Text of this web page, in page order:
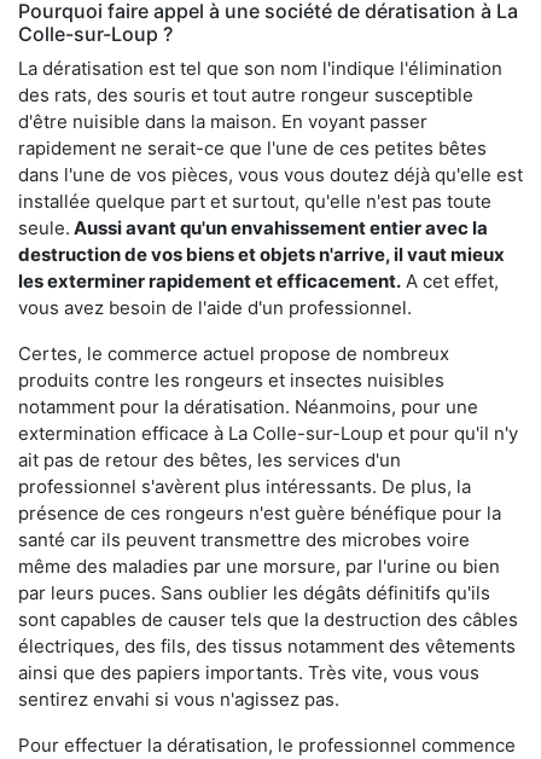
Pourquoi faire appel à une société de dératisation à La
Colle-sur-Loup ?
La dératisation est tel que son nom l'indique l'élimination
des rats, des souris et tout autre rongeur susceptible
d'être nuisible dans la maison. En voyant passer
rapidement ne serait-ce que l'une de ces petites bêtes
dans l'une de vos pièces, vous vous doutez déjà qu'elle est
installée quelque part et surtout, qu'elle n'est pas toute
seule. Aussi avant qu'un envahissement entier avec la
destruction de vos biens et objets n'arrive, il vaut mieux
les exterminer rapidement et efficacement. A cet effet,
vous avez besoin de l'aide d'un professionnel.
Certes, le commerce actuel propose de nombreux
produits contre les rongeurs et insectes nuisibles
notamment pour la dératisation. Néanmoins, pour une
extermination efficace à La Colle-sur-Loup et pour qu'il n'y
ait pas de retour des bêtes, les services d'un
professionnel s'avèrent plus intéressants. De plus, la
présence de ces rongeurs n'est guère bénéfique pour la
santé car ils peuvent transmettre des microbes voire
même des maladies par une morsure, par l'urine ou bien
par leurs puces. Sans oublier les dégâts définitifs qu'ils
sont capables de causer tels que la destruction des câbles
électriques, des fils, des tissus notamment des vêtements
ainsi que des papiers importants. Très vite, vous vous
sentirez envahi si vous n'agissez pas.
Pour effectuer la dératisation, le professionnel commence